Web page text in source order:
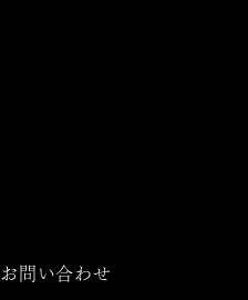
お問い合わせ